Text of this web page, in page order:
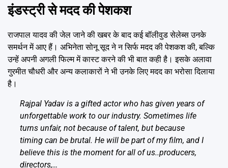
इंडस्ट्री से मदद की पेशकश
राजपाल यादव की जेल जाने की खबर के बाद कई बॉलीवुड सेलेब्स उनके
समर्थन में आए हैं। अभिनेता सोनू सूद ने न सिर्फ मदद की पेशकश की, बल्कि
उन्हें अपनी अगली फिल्म में कास्ट करने की भी बात कही है। इसके अलावा
गुरमीत चौधरी और अन्य कलाकारों ने भी उनके लिए मदद का भरोसा दिलाया
है।
Rajpal Yadav is a gifted actor who has given years of
unforgettable work to our industry. Sometimes life
turns unfair, not because of talent, but because
timing can be brutal. He will be part of my film, and I
believe this is the moment for all of us..producers,
directors,…